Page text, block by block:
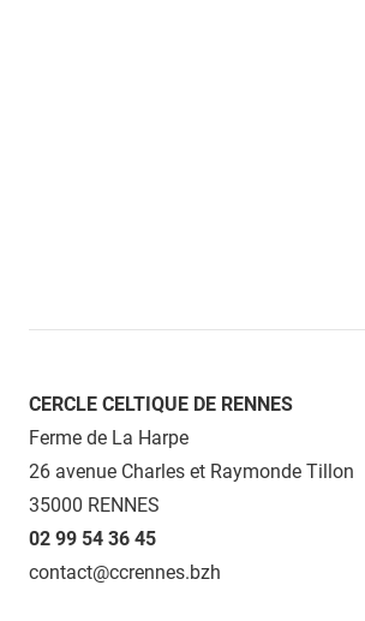
CERCLE CELTIQUE DE RENNES
Ferme de La Harpe
26 avenue Charles et Raymonde Tillon
35000 RENNES
02 99 54 36 45
contact@ccrennes.bzh